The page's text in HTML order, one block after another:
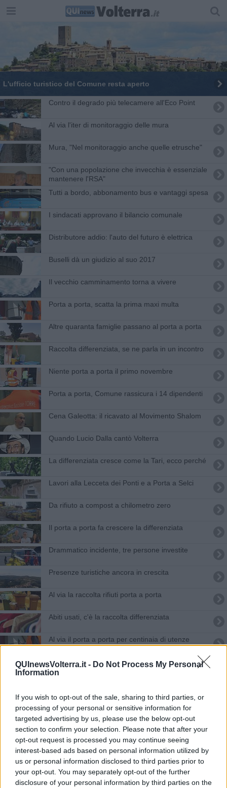
QUInewsVolterra.it - Do Not Process My Personal
Information
If you wish to opt-out of the sale, sharing to third parties, or
processing of your personal or sensitive information for
targeted advertising by us, please use the below opt-out
section to confirm your selection. Please note that after your
opt-out request is processed you may continue seeing
interest-based ads based on personal information utilized by
us or personal information disclosed to third parties prior to
your opt-out. You may separately opt-out of the further
disclosure of your personal information by third parties on the
L'ufficio turistico del Comune resta aperto
Contro il degrado più telecamere all'Eco Point
Al via l'iter di monitoraggio delle mura
Mura, "Nel monitoraggio anche quelle etrusche"
"Con una popolazione che invecchia è essenziale
mantenere l'RSA"
Tutti a bordo, abbonamento bus e vantaggi spesa
I sindacati approvano il bilancio comunale
Distributore addio: l'auto del futuro è elettrica
Buselli dà un giudizio al suo 2017
Il vecchio camminamento torna a vivere
Porta a porta, scatta la prima maxi multa
Altre quaranta famiglie passano al porta a porta
Raccolta differenziata, se ne parla in un incontro
Niente porta a porta il primo novembre
Porta a porta, Comune rassicura i 14 dipendenti
Cena Galeotta: il ricavato al Movimento Shalom
Quando Lucio Dalla cantò Volterra
La differenziata cresce come la Tari, ecco perché
Lavori alla Lecceta dei Ponti e a Porta a Selci
Da rifiuto a compost a chilometro zero
Il porta a porta fa crescere la differenziata
Drammatico incidente, tre persone investite
Presenze turistiche ancora in crescita
Al via la raccolta rifiuti porta a porta
Abiti usati, c'è la raccolta differenziata
Al via il porta a porta per centinaia di utenze
Voragine a San Michele, lavori "Indifferibili"
Porta a porta, parte la consegna dei kit
E' partito il porta a porta
Il Premio Fellini di Anc a Patrizia Salvadori
Una app per la raccolta differenziata